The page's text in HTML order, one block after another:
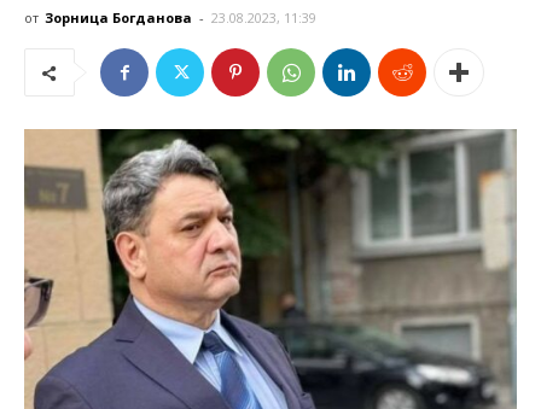
от Зорница Богданова - 23.08.2023, 11:39